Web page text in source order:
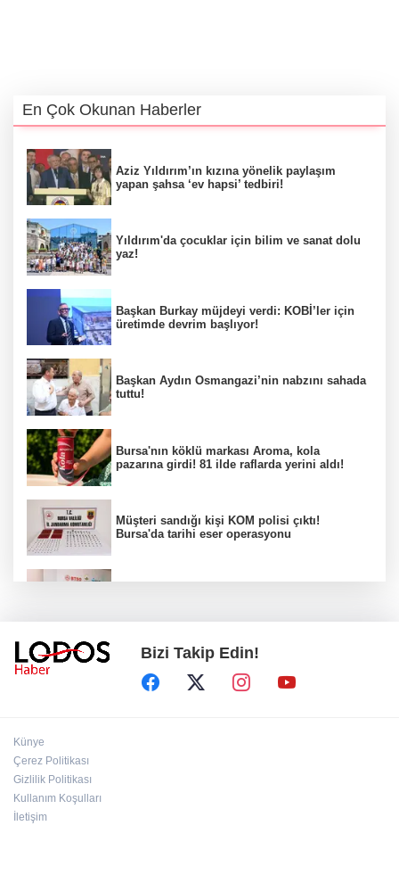
En Çok Okunan Haberler
Aziz Yıldırım’ın kızına yönelik paylaşım
yapan şahsa ‘ev hapsi’ tedbiri!
Yıldırım'da çocuklar için bilim ve sanat dolu
yaz!
Başkan Burkay müjdeyi verdi: KOBİ’ler için
üretimde devrim başlıyor!
Başkan Aydın Osmangazi’nin nabzını sahada
tuttu!
Bursa'nın köklü markası Aroma, kola
pazarına girdi! 81 ilde raflarda yerini aldı!
Müşteri sandığı kişi KOM polisi çıktı!
Bursa'da tarihi eser operasyonu
Yıldırım Belediyesi'nden uluslararası
geleceğe taşınacak!
Bizi Takip Edin!
Künye
Çerez Politikası
Gizlilik Politikası
Kullanım Koşulları
İletişim